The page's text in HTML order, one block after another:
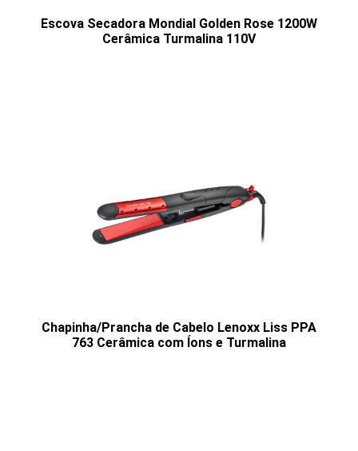
Escova Secadora Mondial Golden Rose 1200W
Cerâmica Turmalina 110V
Chapinha/Prancha de Cabelo Lenoxx Liss PPA
763 Cerâmica com Íons e Turmalina